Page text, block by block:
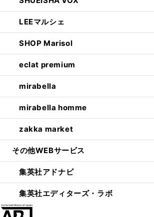
LEEマルシェ
SHOP Marisol
eclat premium
mirabella
mirabella homme
zakka market
その他WEBサービス
集英社アドナビ
集英社エディターズ・ラボ